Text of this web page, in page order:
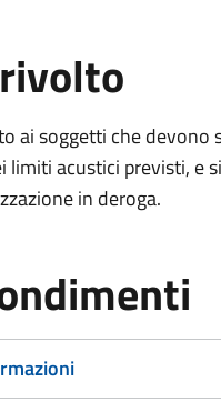
ai soggetti che
limiti acustici previsti, e
in deroga.